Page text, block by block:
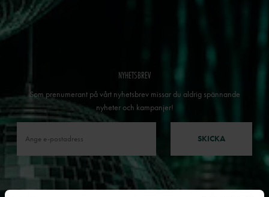
NYHETSBREV
Som prenumerant på vårt nyhetsbrev missar du aldrig spännande
nyheter och kampanjer!
SKICKA